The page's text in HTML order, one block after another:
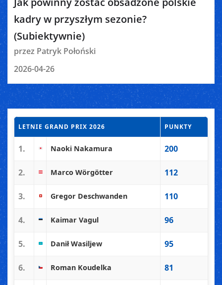
kadry w przyszłym sezonie?
(Subiektywnie)
przez Patryk Połoński
2026-04-26
LETNIE GRAND PRIX 2026 PUNKTY
1. Naoki Nakamura 200
2. Marco Wörgötter 112
3. Gregor Deschwanden 110
4. Kaimar Vagul 96
5. Danił Wasiljew 95
6. Roman Koudelka 81